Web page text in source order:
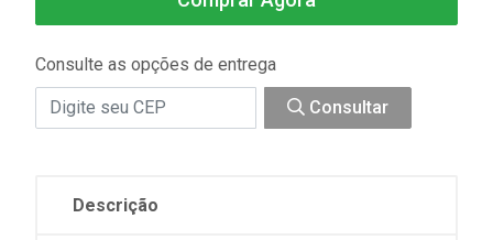
Consulte as opções de entrega
Consultar
Descrição